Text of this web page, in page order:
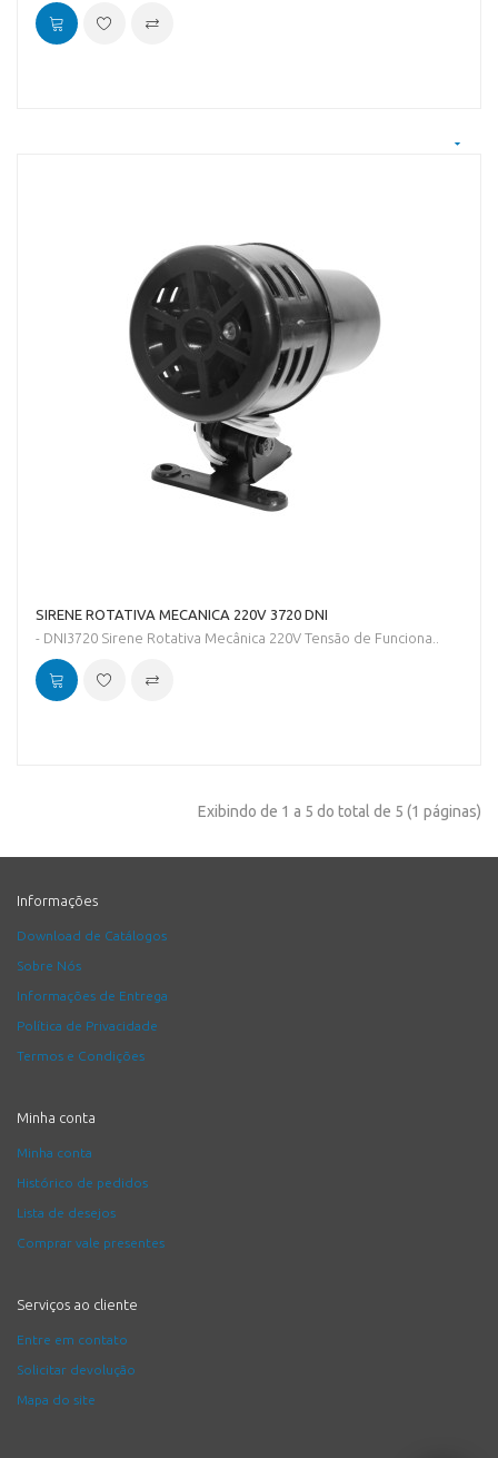
SIRENE ROTATIVA MECANICA 220V 3720 DNI
- DNI3720 Sirene Rotativa Mecânica 220V Tensão de Funciona..
Exibindo de 1 a 5 do total de 5 (1 páginas)
Informações
Download de Catálogos
Sobre Nós
Informações de Entrega
Política de Privacidade
Termos e Condições
Minha conta
Minha conta
Histórico de pedidos
Lista de desejos
Comprar vale presentes
Serviços ao cliente
Entre em contato
Solicitar devolução
Mapa do site